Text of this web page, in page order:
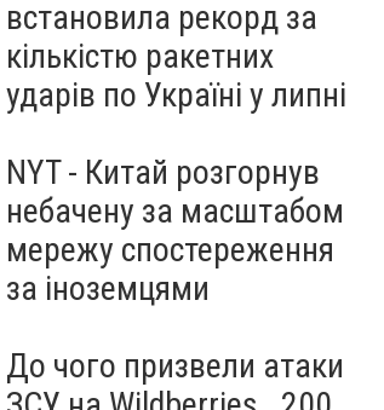
встановила рекорд за
кількістю ракетних
ударів по Україні у липні
NYT - Китай розгорнув
небачену за масштабом
мережу спостереження
за іноземцями
До чого призвели атаки